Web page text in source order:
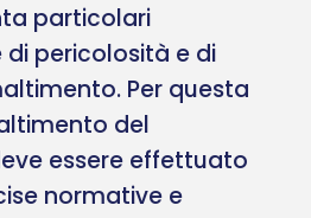
particolari
pericolosità e di
Per questa
del
essere effettuato
normative e